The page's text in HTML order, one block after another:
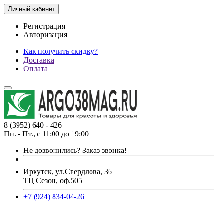
Личный кабинет
Регистрация
Авторизация
Как получить скидку?
Доставка
Оплата
8 (3952) 640 - 426
Пн. - Пт., с 11:00 до 19:00
Не дозвонились? Заказ звонка!
Иркутск, ул.Свердлова, 36
ТЦ Сезон, оф.505
+7 (924) 834-04-26